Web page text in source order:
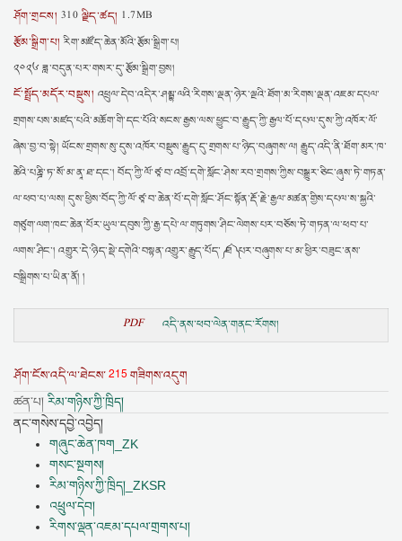
ཤོག་གྲངས། 310 ལྗིད་ཚད། 1.7MB
རྩོམ་སྒྲིག་པ། རིག་མཛོད་ཆེན་མོའི་རྩོམ་སྒྲིག་པ།
༢༠༢༦ ཟླ་བདུན་པར་གསར་དུ་རྩོམ་སྒྲིག་བྱས།
ངོ་སྤྲོད་མདོར་བསྡུས། འཕྲུལ་དེབ་འདིར་ཤམྦྷ་ལའི་རིགས་ལྡན་ཉེར་ལྔའི་ཐོག་མ་རིགས་ལྡན་འཇམ་དཔལ་
གྲགས་པས་མཛད་པའི་མཆོག་གི་དང་པོའི་སངས་རྒྱས་ལས་ཕྱུང་བ་རྒྱུད་ཀྱི་རྒྱལ་པོ་དཔལ་དུས་ཀྱི་འཁོར་ལོ་
ཞེས་བྱ་བ་སྟེ། ཡོངས་གྲགས་སུ་དུས་འཁོར་བསྡུས་རྒྱུད་དུ་གྲགས་པ་ཉིད་བཞུགས་ལ། རྒྱུད་འདི་ནི་ཐོག་མར་ཁ་
ཆེའི་པཎྜི་ཏ་སོ་མ་ནཱ་ཐ་དང་། བོད་ཀྱི་ལོ་ཙཱ་བ་འབྲོ་དགེ་སློང་ཤེས་རབ་གྲགས་ཀྱིས་བསྒྱུར་ཅིང་ཞུས་ཏེ་གཏན་
ལ་ཕབ་པ་ལས། དུས་ཕྱིས་བོད་ཀྱི་ལོ་ཙཱ་བ་ཆེན་པོ་དགེ་སློང་ཤོང་སྟོན་རྡོ་རྗེ་རྒྱལ་མཚན་གྱིས་དཔལ་ས་སྐྱའི་
གཙུག་ལག་ཁང་ཆེན་པོར་ཡུལ་དབུས་ཀྱི་རྒྱ་དཔེ་ལ་གཏུགས་ཤིང་ལེགས་པར་བཅོས་ཏེ་གཏན་ལ་ཕབ་པ་
ལགས་ཤིང་། འགྱུར་དེ་ཉིད་སྡེ་དགེའི་བསྟན་འགྱུར་རྒྱུད་པོད་༼ ཐ ༽ པར་བཞུགས་པ་མ་ཕྱིར་བཟུང་ནས་
བསྒྲིགས་པ་ཡིན་ནོ། །
PDF འདི་ནས་ཕབ་ལེན་གནང་རོགས།
ཤོག་ངོས་འདི་ལ་ཐེངས་215 གཟིགས་འདུག
ཚན་པ། རིམ་གཉིས་ཀྱི་ཁྲིད།
ནང་གསེས་དབྱེ་འབྱེད།
གཞུང་ཆེན་ཁག_ZK
གསང་སྔགས།
རིམ་གཉིས་ཀྱི་ཁྲིད།_ZKSR
འཕྲུལ་དེབ།
རིགས་ལྡན་འཇམ་དཔལ་གྲགས་པ།